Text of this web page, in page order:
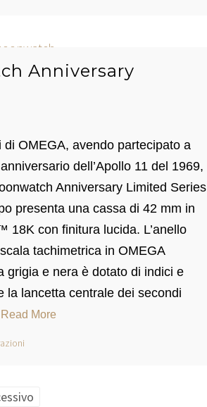
Anniversary
OMEGA, avendo partecipato a
dell’Apollo 11 del 1969,
Anniversary Limited Series
presenta una cassa di 42 mm in
18K con finitura lucida. L’anello
tachimetrica in OMEGA
e nera è dotato di indici e
lancetta centrale dei secondi
Read More